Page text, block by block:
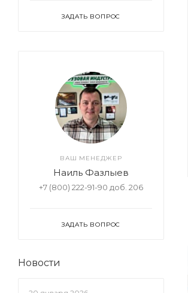
ЗАДАТЬ ВОПРОС
ВАШ МЕНЕДЖЕР
Наиль Фазлыев
+7 (800) 222-91-90 доб. 206
ЗАДАТЬ ВОПРОС
Новости